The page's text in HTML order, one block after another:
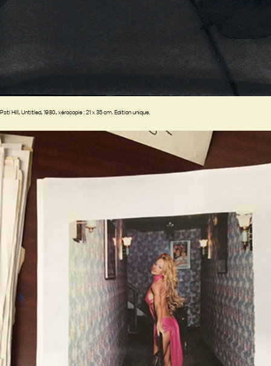
Pati Hill, Untitled, 1980, xérocopie : 21 x 35 cm. Edition unique.